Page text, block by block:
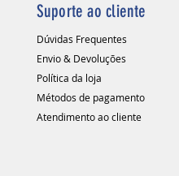
Suporte ao cliente
Dúvidas Frequentes
Envio & Devoluções
Política da loja
Métodos de pagamento
Atendimento ao cliente